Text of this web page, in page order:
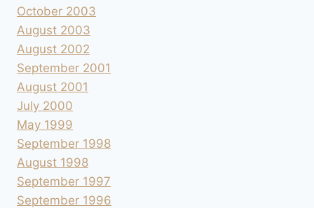
October 2003
August 2003
August 2002
September 2001
August 2001
July 2000
May 1999
September 1998
August 1998
September 1997
September 1996